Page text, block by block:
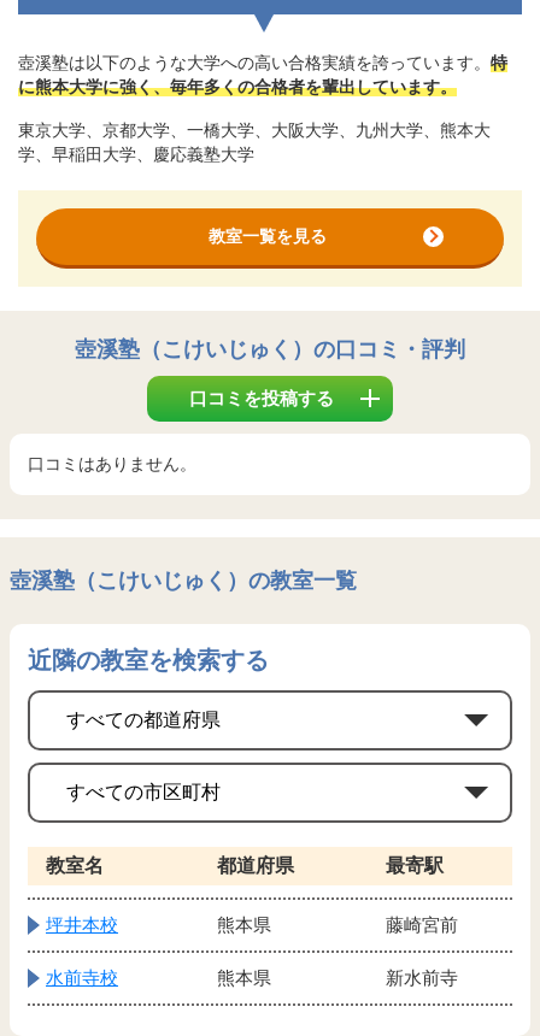
壺溪塾は以下のような大学への高い合格実績を誇っています。 特
に熊本大学に強く、毎年多くの合格者を輩出しています。
東京大学、京都大学、一橋大学、大阪大学、九州大学、熊本大
学、早稲田大学、慶応義塾大学
教室一覧を見る
壺溪塾（こけいじゅく） の口コミ・評判
口コミを投稿する
口コミはありません。
壺溪塾（こけいじゅく）の教室一覧
近隣の教室を検索する
教室名 都道府県 最寄駅
坪井本校 熊本県 藤崎宮前
水前寺校 熊本県 新水前寺